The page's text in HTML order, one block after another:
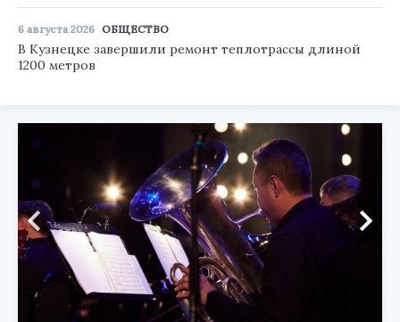
6 августа 2026 ОБЩЕСТВО
В Кузнецке завершили ремонт теплотрассы длиной
1200 метров